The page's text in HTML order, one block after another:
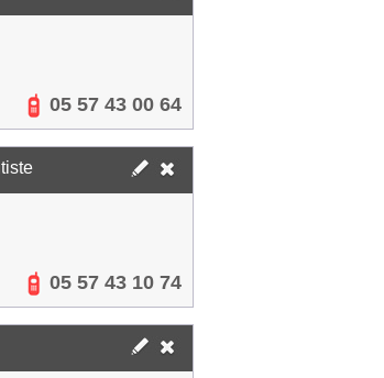
05 57 43 00 64
05 57 43 10 74